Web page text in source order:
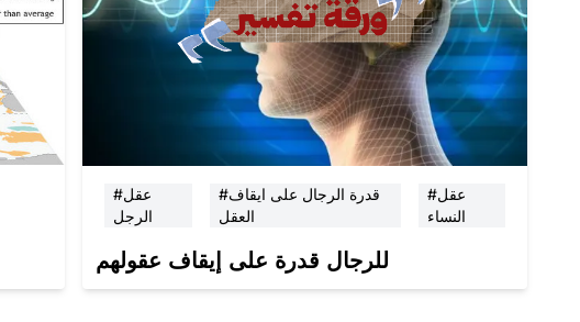
#عقل
الرجل
#قدرة الرجال على ايقاف
العقل
#عقل
النساء
للرجال قدرة على إيقاف عقولهم